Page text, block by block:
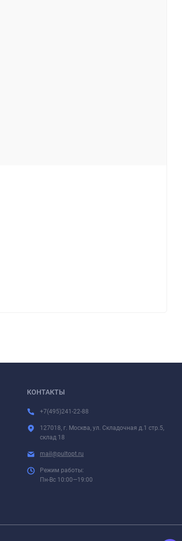
КОНТАКТЫ
+7(495)241-22-88
127018, г. Москва, ул. Складочная д.1 стр.5,
склад 18
mail@pultopt.ru
Режим работы:
Пн-Вс 10:00—19:00